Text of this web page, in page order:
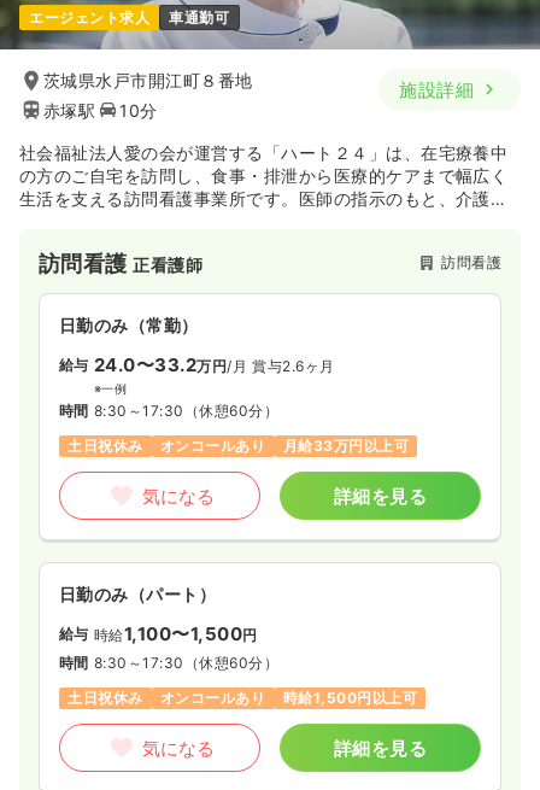
エージェント求人 車通勤可
茨城県水戸市開江町８番地
赤塚駅
10分
施設詳細
社会福祉法人愛の会が運営する「ハート２４」は、在宅療養中
の方のご自宅を訪問し、食事・排泄から医療的ケアまで幅広く
生活を支える訪問看護事業所です。医師の指示のもと、介護・
訪問看護正看護師 訪問看護
日勤のみ（常勤）
給与 24.0〜33.2万円/月 賞与2.6ヶ月
※一例
時間 8:30～17:30 （休憩60分）
土日祝休み
オンコールあり 月給33万円以上可
気になる 詳細を見る
日勤のみ（パート）
給与 時給1,100〜1,500円
時間 8:30～17:30 （休憩60分）
土日祝休み
オンコールあり 時給1,500円以上可
気になる 詳細を見る